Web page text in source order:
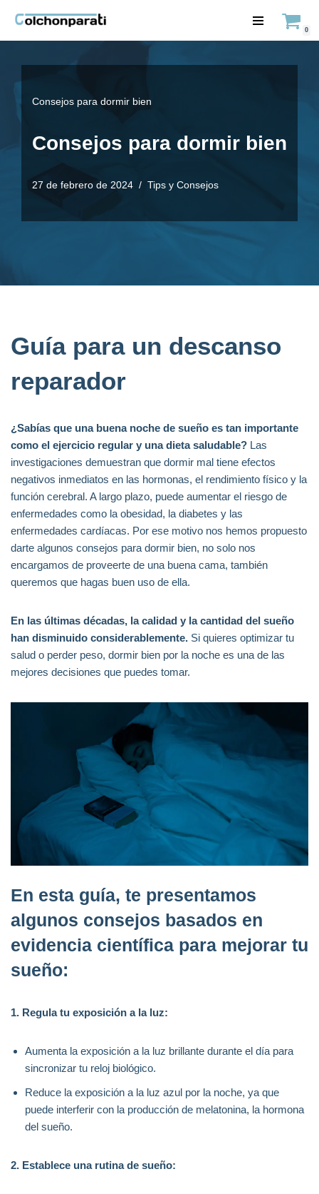
Saltar
0
Consejos para dormir bien
Consejos para dormir bien
27 de febrero de 2024 Tips y Consejos
Guía para un descanso
reparador
¿Sabías que una buena noche de sueño es tan importante
como el ejercicio regular y una dieta saludable? Las
investigaciones demuestran que dormir mal tiene efectos
negativos inmediatos en las hormonas, el rendimiento físico y la
función cerebral. A largo plazo, puede aumentar el riesgo de
enfermedades como la obesidad, la diabetes y las
enfermedades cardíacas. Por ese motivo nos hemos propuesto
darte algunos consejos para dormir bien, no solo nos
encargamos de proveerte de una buena cama, también
queremos que hagas buen uso de ella.
En las últimas décadas, la calidad y la cantidad del sueño
han disminuido considerablemente. Si quieres optimizar tu
salud o perder peso, dormir bien por la noche es una de las
mejores decisiones que puedes tomar.
En esta guía, te presentamos
algunos consejos basados en
evidencia científica para mejorar tu
sueño:
1. Regula tu exposición a la luz:
Aumenta la exposición a la luz brillante durante el día para
sincronizar tu reloj biológico.
Reduce la exposición a la luz azul por la noche, ya que
puede interferir con la producción de melatonina, la hormona
del sueño.
2. Establece una rutina de sueño: